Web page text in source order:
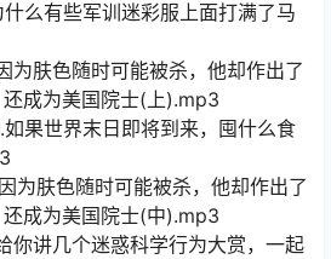
么有些军训迷彩服上面打满了马
肤色随时可能被杀，他却作出了
成为美国院士(上).mp3
果世界末日即将到来，囤什么食
肤色随时可能被杀，他却作出了
成为美国院士(中).mp3
讲几个迷惑科学行为大赏，一起